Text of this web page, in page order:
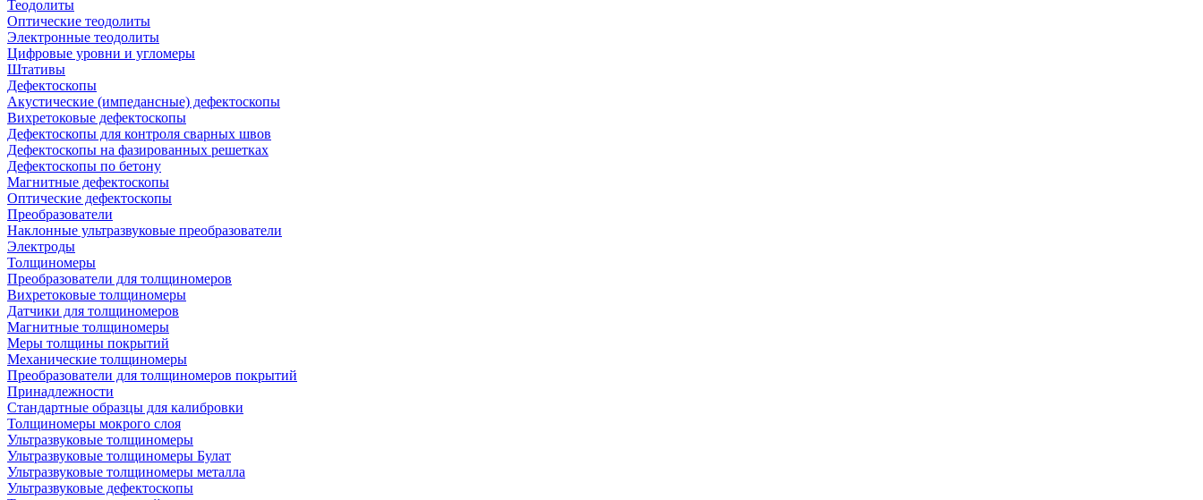
Теодолиты
Оптические теодолиты
Электронные теодолиты
Цифровые уровни и угломеры
Штативы
Дефектоскопы
Акустические (импедансные) дефектоскопы
Вихретоковые дефектоскопы
Дефектоскопы для контроля сварных швов
Дефектоскопы на фазированных решетках
Дефектоскопы по бетону
Магнитные дефектоскопы
Оптические дефектоскопы
Преобразователи
Наклонные ультразвуковые преобразователи
Электроды
Толщиномеры
Преобразователи для толщиномеров
Вихретоковые толщиномеры
Датчики для толщиномеров
Магнитные толщиномеры
Меры толщины покрытий
Механические толщиномеры
Преобразователи для толщиномеров покрытий
Принадлежности
Стандартные образцы для калибровки
Толщиномеры мокрого слоя
Ультразвуковые толщиномеры
Ультразвуковые толщиномеры Булат
Ультразвуковые толщиномеры металла
Ультразвуковые дефектоскопы